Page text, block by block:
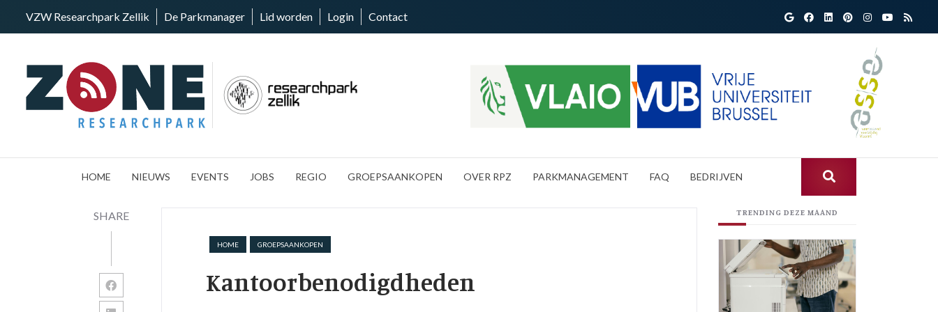
VZW Researchpark Zellik De Parkmanager Lid worden Login Contact
HOME NIEUWS EVENTS JOBS REGIO GROEPSAANKOPEN OVER RPZ PARKMANAGEMENT FAQ BEDRIJVEN
SHARE
HOME GROEPSAANKOPEN
Kantoorbenodigdheden
TRENDING DEZE MAAND